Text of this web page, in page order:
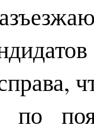
по